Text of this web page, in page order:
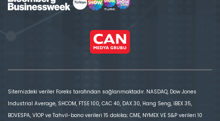
Sitemizdeki veriler Foreks tarafından sağlanmaktadır. NASDAQ, Dow Jones
Industrial Average, SHCOM, FTSE 100, CAC 40, DAX 30, Hang Seng, IBEX 35,
BOVESPA, VİOP ve Tahvil-bono verileri 15 dakika; CME, NYMEX VE S&P verileri 10